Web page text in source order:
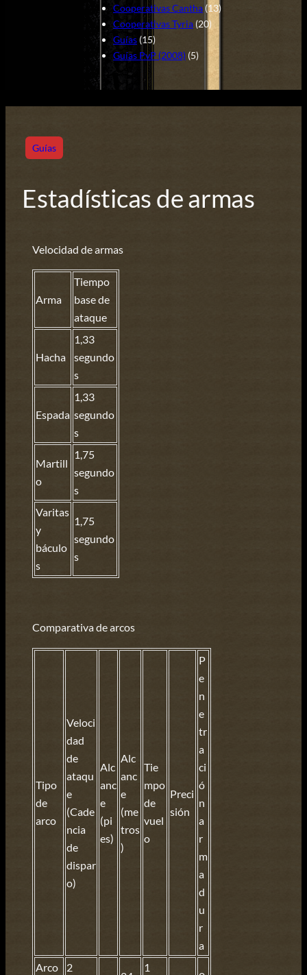
Cooperativas Cantha (13)
Cooperativas Tyria (20)
Guías (15)
Guías PvP (2008) (5)
Guías
Estadísticas de armas
Velocidad de armas
Arma
Tiempo
base de
ataque
Hacha
1,33
segundo
s
Espada
1,33
segundo
s
Martill
o
1,75
segundo
s
Varitas
y
báculo
s
1,75
segundo
s
Comparativa de arcos
Tipo
de
arco
Veloci
dad
de
ataqu
e
(Cade
ncia
de
dispar
o)
Alc
anc
e
(pi
es)
Alc
anc
e
(me
tros
)
Tie
mpo
de
vuel
o
Preci
sión
P
e
n
e
tr
a
ci
ó
n
a
r
m
a
d
u
r
a
Arco
2
1